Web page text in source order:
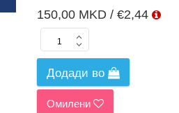
150,00 MKD / €2,44
Додади во
Омилени